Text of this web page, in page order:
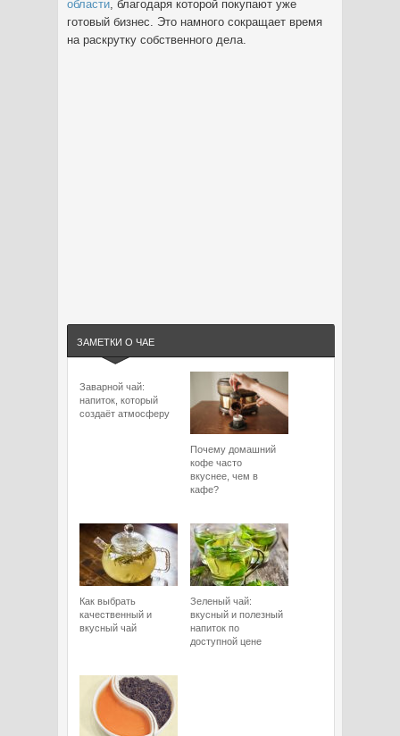
области, благодаря которой покупают уже
готовый бизнес. Это намного сокращает время
на раскрутку собственного дела.
ЗАМЕТКИ О ЧАЕ
Заварной чай:
напиток, который
создаёт атмосферу
Почему домашний
кофе часто
вкуснее, чем в
кафе?
Как выбрать
качественный и
вкусный чай
Зеленый чай:
вкусный и полезный
напиток по
доступной цене